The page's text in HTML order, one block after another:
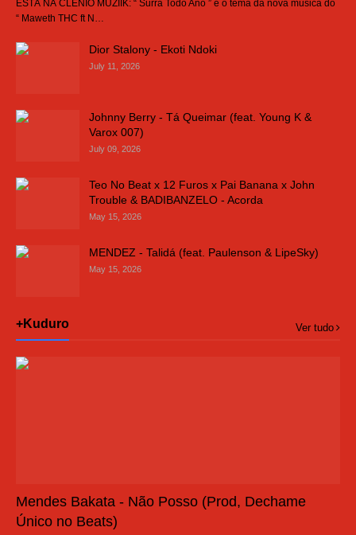
ESTÁ NA CLENIO MUZIIK: “ Surra Todo Ano ” é o tema da nova música do
“ Maweth THC ft N…
Dior Stalony - Ekoti Ndoki
July 11, 2026
Johnny Berry - Tá Queimar (feat. Young K &
Varox 007)
July 09, 2026
Teo No Beat x 12 Furos x Pai Banana x John
Trouble & BADIBANZELO - Acorda
May 15, 2026
MENDEZ - Talidá (feat. Paulenson & LipeSky)
May 15, 2026
+Kuduro Ver tudo
Mendes Bakata - Não Posso (Prod, Dechame
Único no Beats)